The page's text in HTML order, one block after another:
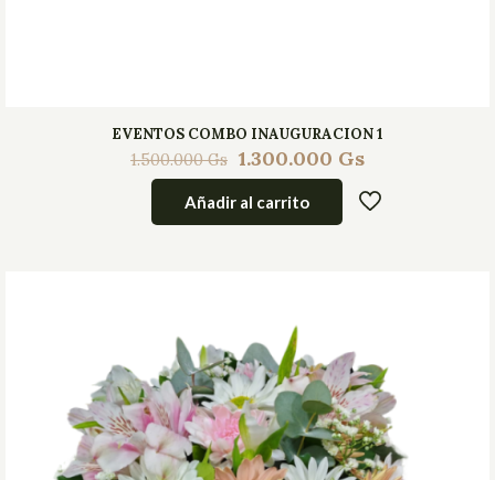
EVENTOS COMBO INAUGURACION 1
1.500.000Gs 1.300.000 Gs
Añadir al carrito